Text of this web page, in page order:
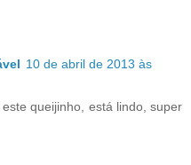
10 de abril de 2013 às
queijinho, está lindo, super